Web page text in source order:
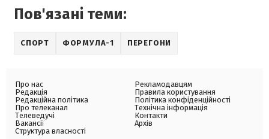
Пов'язані теми:
СПОРТ ФОРМУЛА-1 ПЕРЕГОНИ
Про нас
Редакція
Редакційна політика
Про телеканал
Телеведучі
Вакансії
Структура власності
Рекламодавцям
Правила користування
Політика конфіденційності
Технічна інформація
Контакти
Архів